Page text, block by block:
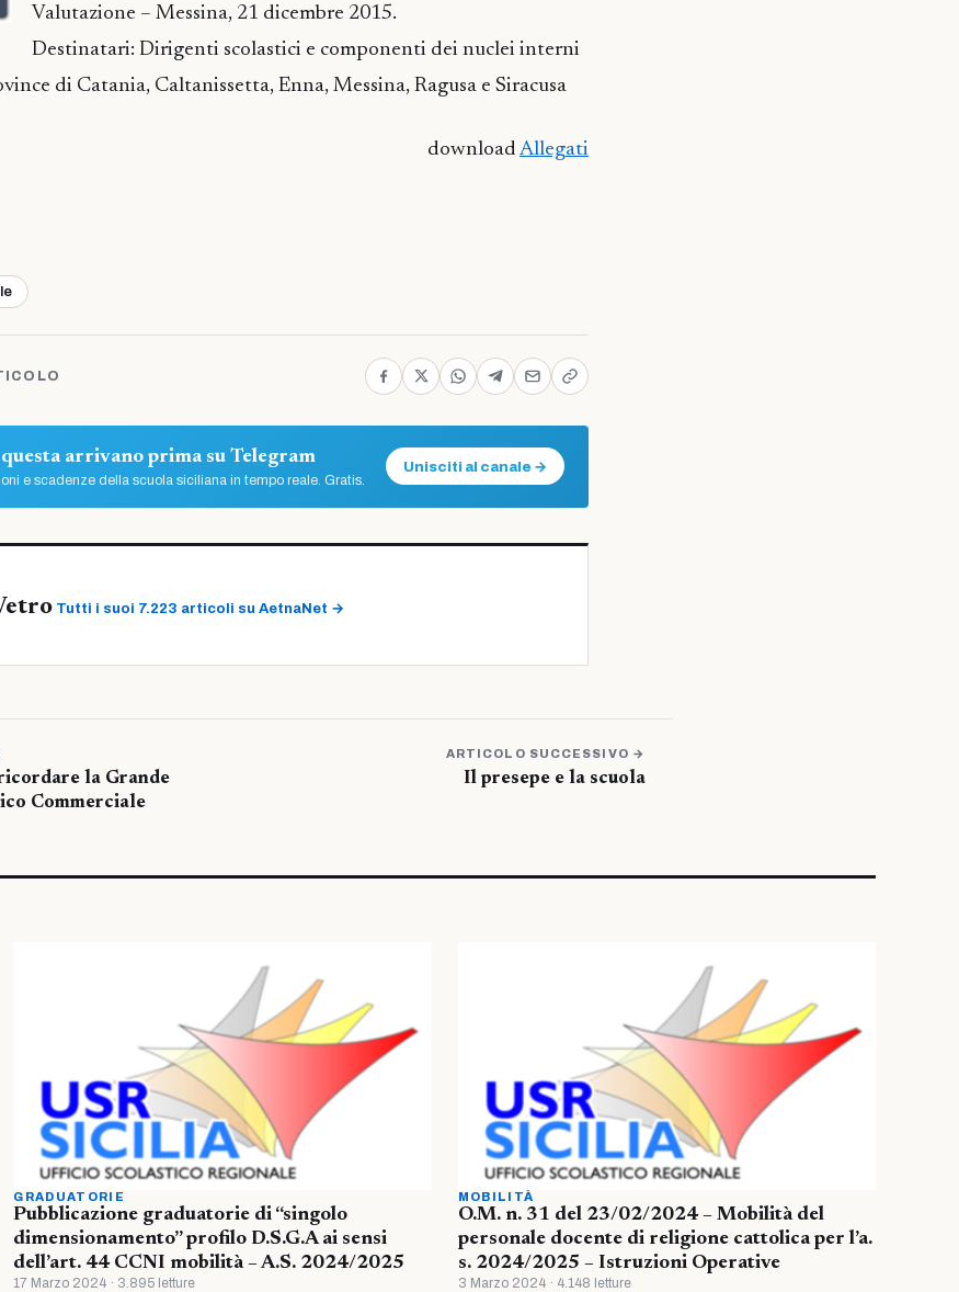
Valutazione – Messina, 21 dicembre 2015.
Destinatari: Dirigenti scolastici e componenti dei nuclei interni
di Catania, Caltanissetta, Enna, Messina, Ragusa e Siracusa
download Allegati
arrivano prima su Telegram
e scadenze della scuola siciliana in tempo reale. Gratis.
Unisciti al canale →
Tutti i suoi 7.223 articoli su AetnaNet →
la Grande
Commerciale
ARTICOLO SUCCESSIVO →
Il presepe e la scuola
GRADUATORIE
Pubblicazione graduatorie di “singolo
dimensionamento” profilo D.S.G.A ai sensi
dell’art. 44 CCNI mobilità – A.S. 2024/2025
17 Marzo 2024 · 3.895 letture
MOBILITÀ
O.M. n. 31 del 23/02/2024 – Mobilità del
personale docente di religione cattolica per l’a.
s. 2024/2025 – Istruzioni Operative
3 Marzo 2024 · 4.148 letture